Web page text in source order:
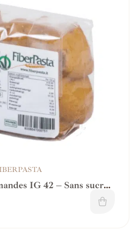
IG 42 – Sans sucre